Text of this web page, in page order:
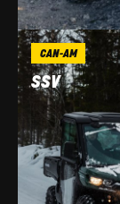
CAN-AM
SSV